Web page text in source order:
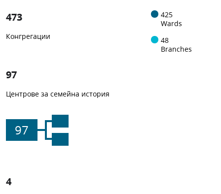
473
Конгрегации
425
Wards
48
Branches
97
Центрове за семейна история
97
4